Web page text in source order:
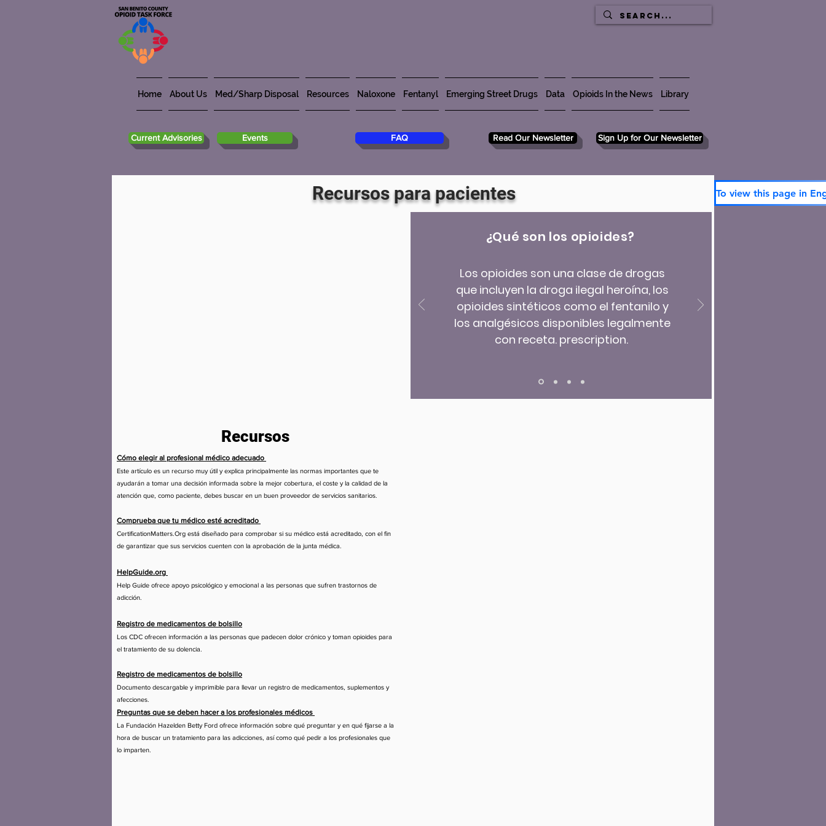
Home About Us Med/Sharp Disposal Resources Naloxone Fentanyl Emerging Street Drugs Data Opioids In the News Library
Current Advisories Events FAQ Read Our Newsletter Sign Up for Our Newsletter
Recursos para pacientes
¿Qué son los opioides?
Los opioides son una clase de drogas
que incluyen la droga ilegal heroína, los
opioides sintéticos como el fentanilo y
los analgésicos disponibles legalmente
con receta. prescription.
Recursos
Cómo elegir al profesional médico adecuado
Este artículo es un recurso muy útil y explica principalmente las normas importantes que te
ayudarán a tomar una decisión informada sobre la mejor cobertura, el coste y la calidad de la
atención que, como paciente, debes buscar en un buen proveedor de servicios sanitarios.
Comprueba que tu médico esté acreditado
CertificationMatters.Org está diseñado para comprobar si su médico está acreditado, con el fin
de garantizar que sus servicios cuenten con la aprobación de la junta médica.
HelpGuide.org
Help Guide ofrece apoyo psicológico y emocional a las personas que sufren trastornos de
adicción.
Registro de medicamentos de bolsillo
Los CDC ofrecen información a las personas que padecen dolor crónico y toman opioides para
el tratamiento de su dolencia.
Registro de medicamentos de bolsillo
Documento descargable y imprimible para llevar un registro de medicamentos, suplementos y
afecciones.
Preguntas que se deben hacer a los profesionales médicos
La Fundación Hazelden Betty Ford ofrece información sobre qué preguntar y en qué fijarse a la
hora de buscar un tratamiento para las adicciones, así como qué pedir a los profesionales que
lo imparten.
To view this page in